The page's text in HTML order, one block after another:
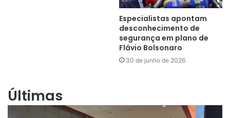
Especialistas apontam
desconhecimento de
segurança em plano de
Flávio Bolsonaro
30 de junho de 2026
Últimas